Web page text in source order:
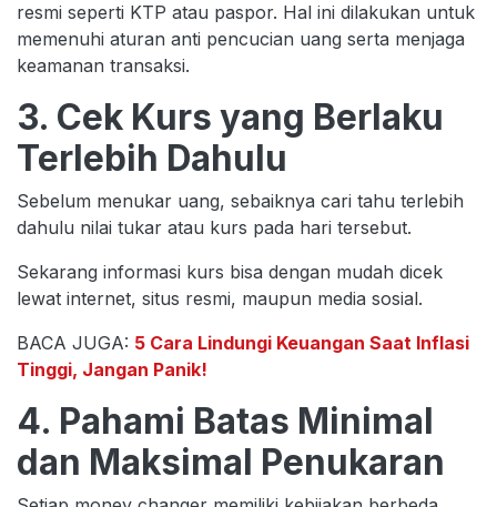
resmi seperti KTP atau paspor. Hal ini dilakukan untuk
memenuhi aturan anti pencucian uang serta menjaga
keamanan transaksi.
3. Cek Kurs yang Berlaku
Terlebih Dahulu
Sebelum menukar uang, sebaiknya cari tahu terlebih
dahulu nilai tukar atau kurs pada hari tersebut.
Sekarang informasi kurs bisa dengan mudah dicek
lewat internet, situs resmi, maupun media sosial.
BACA JUGA: 5 Cara Lindungi Keuangan Saat Inflasi
Tinggi, Jangan Panik!
4. Pahami Batas Minimal
dan Maksimal Penukaran